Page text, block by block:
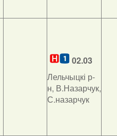
02.03
Лельчыцкі р-
н, В.Назарчук,
С.назарчук